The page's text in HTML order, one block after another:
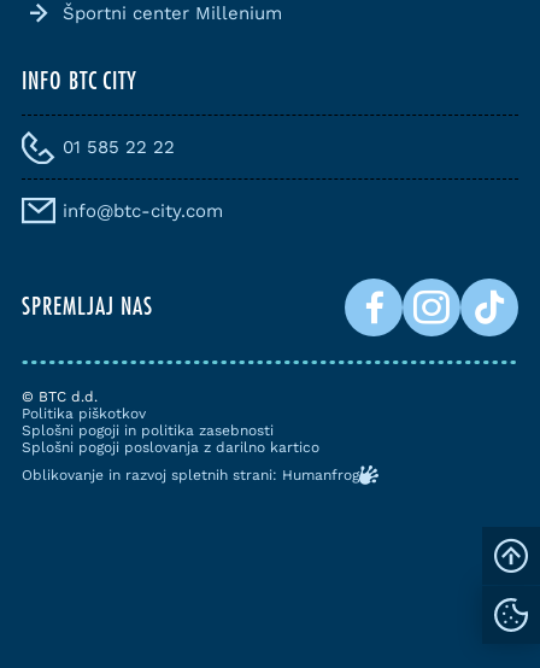
Športni center Millenium
INFO BTC CITY
01 585 22 22
info@btc-city.com
SPREMLJAJ NAS
© BTC d.d.
Politika piškotkov
Splošni pogoji in politika zasebnosti
Splošni pogoji poslovanja z darilno kartico
Oblikovanje in razvoj spletnih strani: Humanfrog